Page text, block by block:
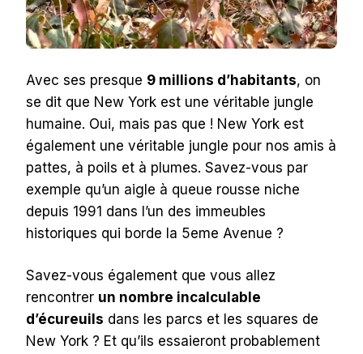
Avec ses presque 9 millions d’habitants, on
se dit que New York est une véritable jungle
humaine. Oui, mais pas que ! New York est
également une véritable jungle pour nos amis à
pattes, à poils et à plumes. Savez-vous par
exemple qu’un aigle à queue rousse niche
depuis 1991 dans l’un des immeubles
historiques qui borde la 5eme Avenue ?
Savez-vous également que vous allez
rencontrer un nombre incalculable
d’écureuils dans les parcs et les squares de
New York ? Et qu’ils essaieront probablement